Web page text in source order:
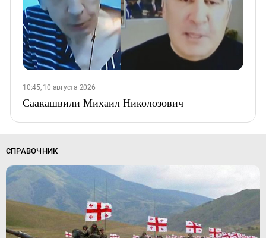
10:45, 10 августа 2026
Саакашвили Михаил Николозович
СПРАВОЧНИК